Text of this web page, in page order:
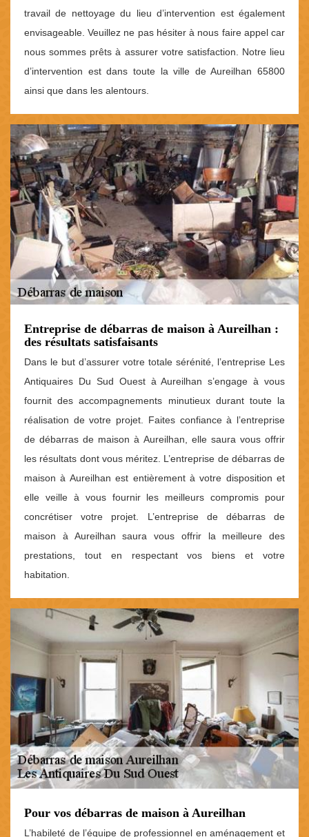
travail de nettoyage du lieu d’intervention est également
envisageable. Veuillez ne pas hésiter à nous faire appel car
nous sommes prêts à assurer votre satisfaction. Notre lieu
d’intervention est dans toute la ville de Aureilhan 65800
ainsi que dans les alentours.
Entreprise de débarras de maison à Aureilhan :
des résultats satisfaisants
Dans le but d’assurer votre totale sérénité, l’entreprise Les
Antiquaires Du Sud Ouest à Aureilhan s’engage à vous
fournit des accompagnements minutieux durant toute la
réalisation de votre projet. Faites confiance à l’entreprise
de débarras de maison à Aureilhan, elle saura vous offrir
les résultats dont vous méritez. L’entreprise de débarras de
maison à Aureilhan est entièrement à votre disposition et
elle veille à vous fournir les meilleurs compromis pour
concrétiser votre projet. L’entreprise de débarras de
maison à Aureilhan saura vous offrir la meilleure des
prestations, tout en respectant vos biens et votre
habitation.
Pour vos débarras de maison à Aureilhan
L’habileté de l’équipe de professionnel en aménagement et